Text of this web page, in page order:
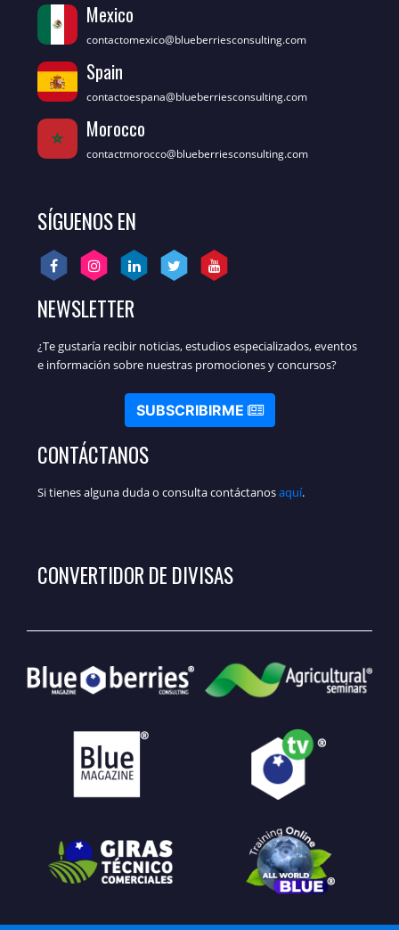
Mexico
contactomexico@blueberriesconsulting.com
Spain
contactoespana@blueberriesconsulting.com
Morocco
contactmorocco@blueberriesconsulting.com
SÍGUENOS EN
NEWSLETTER
¿Te gustaría recibir noticias, estudios especializados, eventos
e información sobre nuestras promociones y concursos?
SUBSCRIBIRME
CONTÁCTANOS
Si tienes alguna duda o consulta contáctanosaquí.
CONVERTIDOR DE DIVISAS